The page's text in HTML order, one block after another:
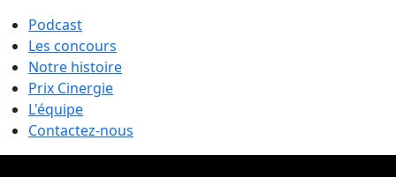
Podcast
Les concours
Notre histoire
Prix Cinergie
L'équipe
Contactez-nous